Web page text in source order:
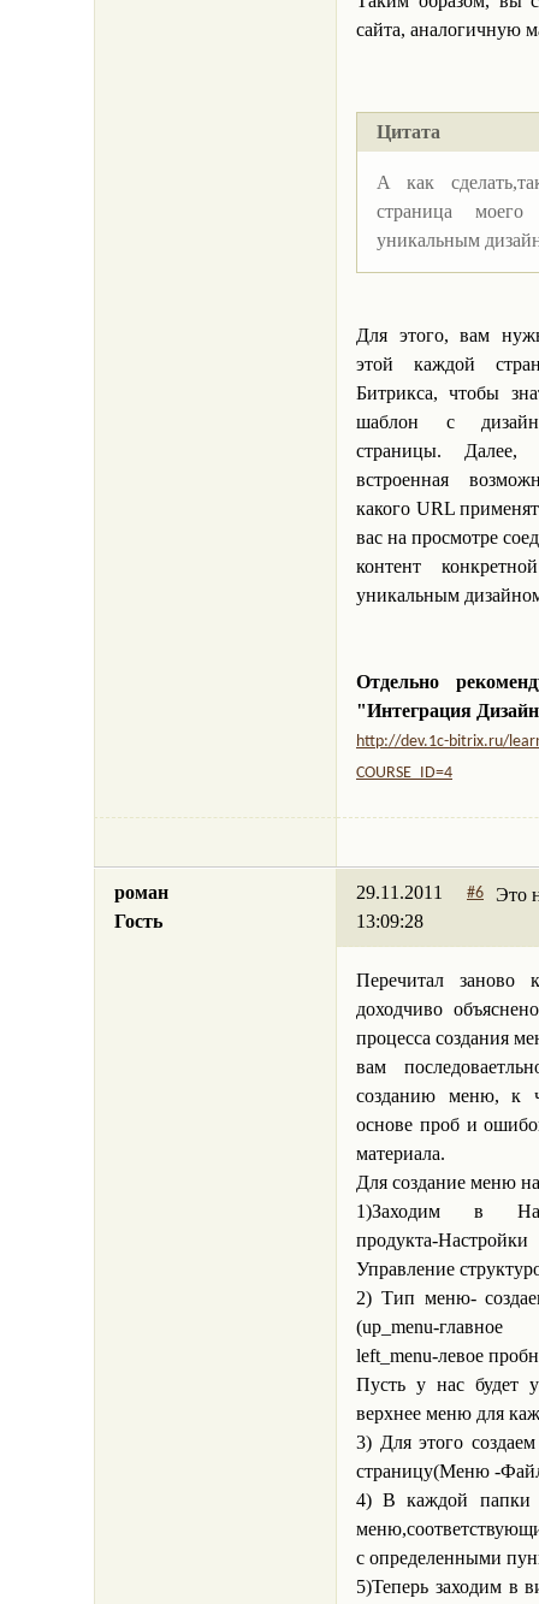
сайта, аналогичную
Цитата
А как
страница
уникальным
Для этого, вам
этой каждой
Битрикса, чтобы
шаблон с
страницы. Далее,
встроенная
какого URL
вас на просмотре
контент
уникальным
Отдельно
"Интеграция
http://dev.1c-bitrix.ru/
COURSE_ID=4
роман
Гость
Это
#6
29.11.2011
13:09:28
Перечитал заново
доходчиво
процесса создания
вам
созданию меню, к
основе проб и
материала.
Для создание меню
1)Заходим в
продукта-
Управление
2) Тип меню-
(up_menu-
left_menu-левое
Пусть у нас будет
верхнее меню для
3) Для этого
страницу(Меню -
4) В каждой папки
с определенными
5)Теперь заходим в